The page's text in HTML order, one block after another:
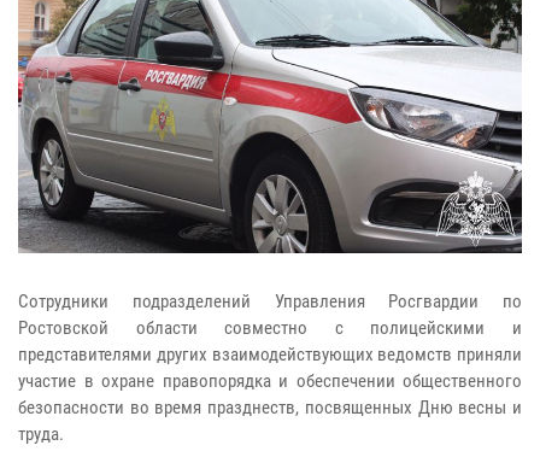
Сотрудники подразделений Управления Росгвардии по
Ростовской области совместно с полицейскими и
представителями других взаимодействующих ведомств приняли
участие в охране правопорядка и обеспечении общественного
безопасности во время празднеств, посвященных Дню весны и
труда.